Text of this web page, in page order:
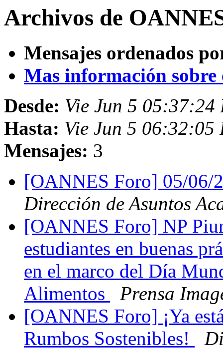
Archivos de
Mensajes ordenados
Mas información sobre
Desde: Vie Jun 5 05:37:24
Hasta: Vie Jun 5 06:32:05
Mensajes: 3
[OANNES Foro] 05/
Dirección de Asuntos
[OANNES Foro] NP
estudiantes en buenas
en el marco del Día
Alimentos
Prensa
[OANNES Foro] ¡Ya
Rumbos Sostenibles!